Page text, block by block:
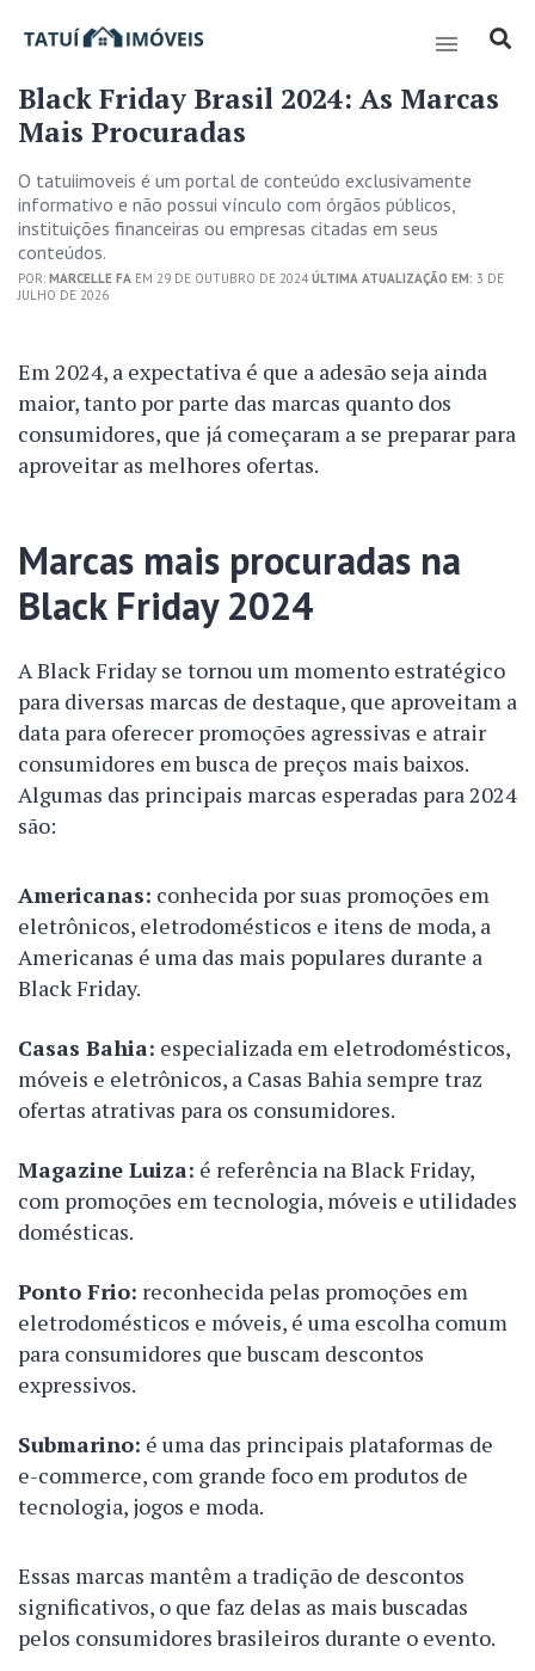
Black Friday Brasil 2024: As Marcas
Mais Procuradas
O tatuiimoveis é um portal de conteúdo exclusivamente
informativo e não possui vínculo com órgãos públicos,
instituições financeiras ou empresas citadas em seus
conteúdos.
POR: MARCELLE FA EM 29 DE OUTUBRO DE 2024ÚLTIMA ATUALIZAÇÃO EM: 3 DE
JULHO DE 2026
Em 2024, a expectativa é que a adesão seja ainda
maior, tanto por parte das marcas quanto dos
consumidores, que já começaram a se preparar para
aproveitar as melhores ofertas.
Marcas mais procuradas na
Black Friday 2024
A Black Friday se tornou um momento estratégico
para diversas marcas de destaque, que aproveitam a
data para oferecer promoções agressivas e atrair
consumidores em busca de preços mais baixos.
Algumas das principais marcas esperadas para 2024
são:
Americanas: conhecida por suas promoções em
eletrônicos, eletrodomésticos e itens de moda, a
Americanas é uma das mais populares durante a
Black Friday.
Casas Bahia: especializada em eletrodomésticos,
móveis e eletrônicos, a Casas Bahia sempre traz
ofertas atrativas para os consumidores.
Magazine Luiza: é referência na Black Friday,
com promoções em tecnologia, móveis e utilidades
domésticas.
Ponto Frio: reconhecida pelas promoções em
eletrodomésticos e móveis, é uma escolha comum
para consumidores que buscam descontos
expressivos.
Submarino: é uma das principais plataformas de
e-commerce, com grande foco em produtos de
tecnologia, jogos e moda.
Essas marcas mantêm a tradição de descontos
significativos, o que faz delas as mais buscadas
pelos consumidores brasileiros durante o evento.